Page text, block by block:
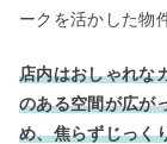
ークを活かした物
店内はおしゃれな
のある空間が広が
め、焦らずじっく